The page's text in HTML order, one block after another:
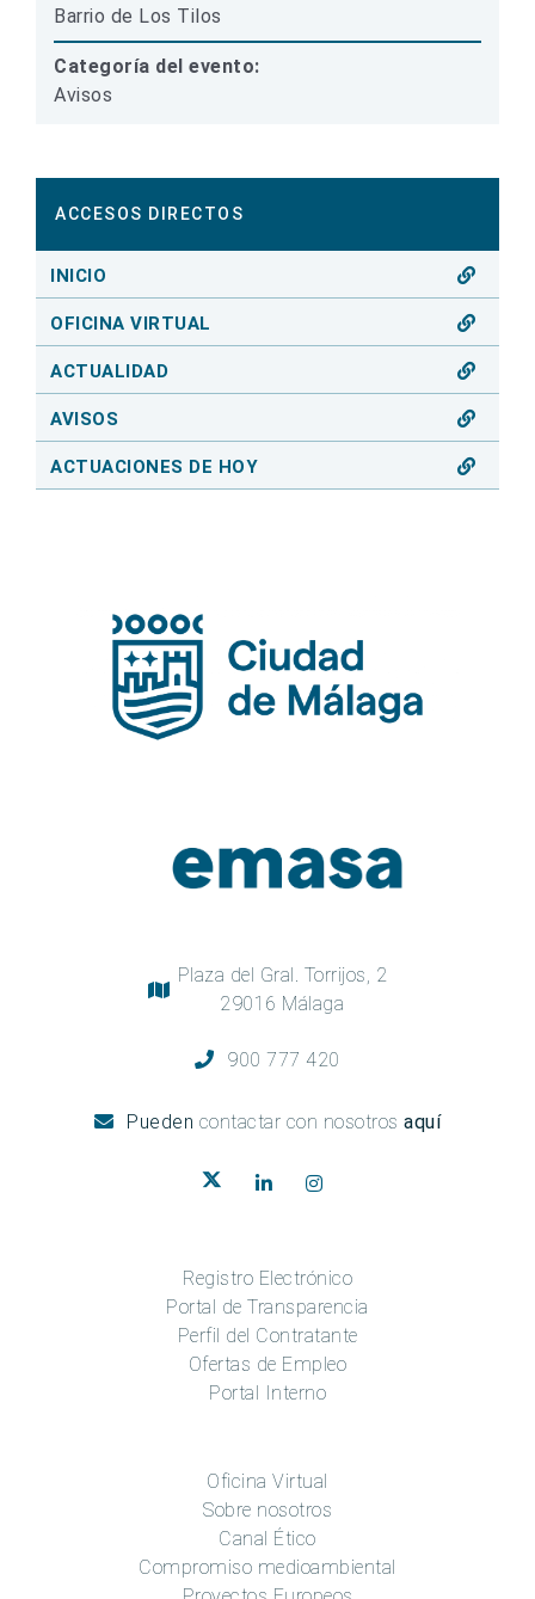
Barrio de Los Tilos
Categoría del evento:
Avisos
ACCESOS DIRECTOS
INICIO
OFICINA VIRTUAL
ACTUALIDAD
AVISOS
ACTUACIONES DE HOY
Plaza del Gral. Torrijos, 2
29016 Málaga
900 777 420
Pueden contactar con nosotros aquí
Registro Electrónico
Portal de Transparencia
Perfil del Contratante
Ofertas de Empleo
Portal Interno
Oficina Virtual
Sobre nosotros
Canal Ético
Compromiso medioambiental